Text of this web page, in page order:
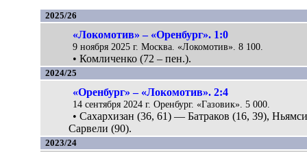
2025/26
«Локомотив» – «Оренбург». 1:0
9 ноября 2025 г. Москва. «Локомотив». 8 100.
• Комличенко (72 – пен.).
2024/25
«Оренбург» – «Локомотив». 2:4
14 сентября 2024 г. Оренбург. «Газовик». 5 000.
• Сахархизан (36, 61) — Батраков (16, 39),
Сарвели (90).
2023/24